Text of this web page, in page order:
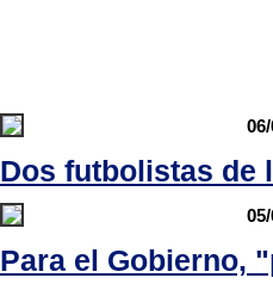
Dos futbolistas de
Para el Gobierno,